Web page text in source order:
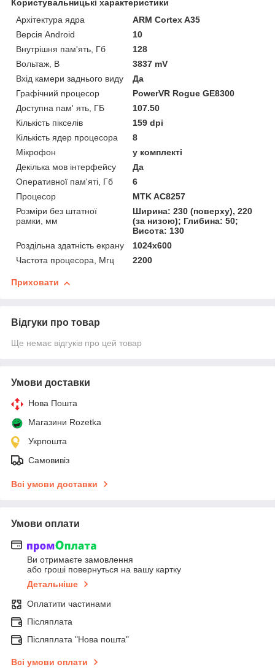
Користувальницькі характеристики
Архітектура ядра
ARM Cortex A35
Версія Android
10
Внутрішня пам'ять, Гб
128
Вольтаж, В
3837 mV
Вхід камери заднього виду
Да
Графічний процесор
PowerVR Rogue GE8300
Доступна пам' ять, ГБ
107.50
Кількість пікселів
159 dpi
Кількість ядер процесора
8
Мікрофон
у комплекті
Декілька мов інтерфейсу
Да
Оперативної пам'яті, Гб
6
Процесор
MTK AC8257
Розміри без штатної
рамки, мм
Ширина: 230 (поверху), 220
(за низою); Глибина: 50;
Висота: 130
Роздільна здатність екрану
1024х600
Частота процесора, Мгц
2200
Приховати
Відгуки про товар
Ще немає відгуків про цей товар
Умови доставки
Нова Пошта
Магазини Rozetka
Укрпошта
Самовивіз
Всі умови доставки
Умови оплати
Ви отримаєте замовлення
або гроші повернуться на вашу картку
Детальніше
Оплатити частинами
Післяплата
Післяплата "Нова пошта"
Всі умови оплати